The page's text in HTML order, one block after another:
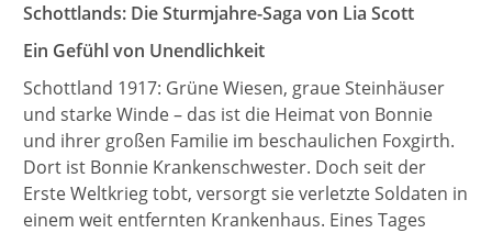
Schottlands: Die Sturmjahre-Saga von Lia Scott
Ein Gefühl von Unendlichkeit
Schottland 1917: Grüne Wiesen, graue Steinhäuser
und starke Winde – das ist die Heimat von Bonnie
und ihrer großen Familie im beschaulichen Foxgirth.
Dort ist Bonnie Krankenschwester. Doch seit der
Erste Weltkrieg tobt, versorgt sie verletzte Soldaten in
einem weit entfernten Krankenhaus. Eines Tages